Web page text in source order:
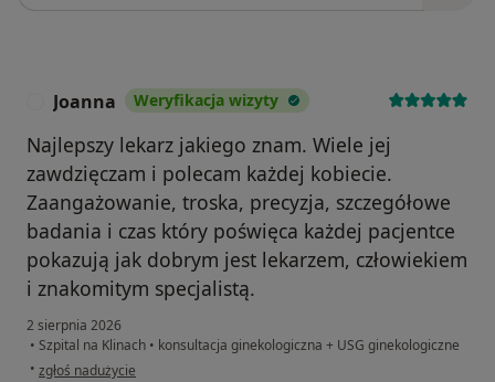
Joanna Weryfikacja wizyty
Najlepszy lekarz jakiego znam. Wiele jej
zawdzięczam i polecam każdej kobiecie.
Zaangażowanie, troska, precyzja, szczegółowe
badania i czas który poświęca każdej pacjentce
pokazują jak dobrym jest lekarzem, człowiekiem
i znakomitym specjalistą.
2 sierpnia 2026
• Szpital na Klinach • konsultacja ginekologiczna + USG ginekologiczne
• w opinii użytkownika Joanna
zgłoś nadużycie